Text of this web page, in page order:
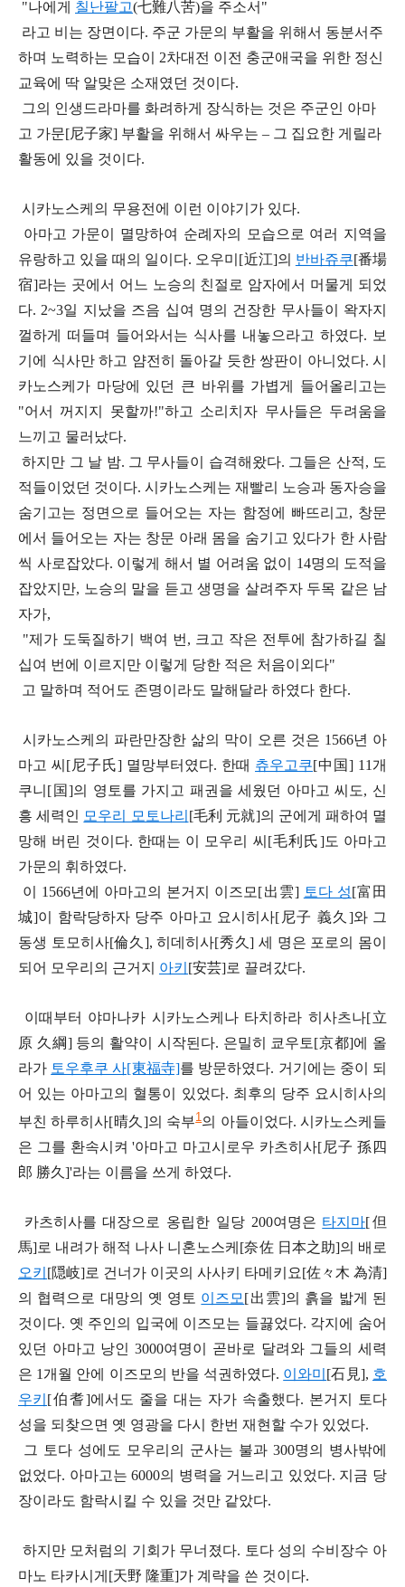
"나에게 칠난팔고(七難八苦)을 주소서"
라고 비는 장면이다. 주군 가문의 부활을 위해서 동분서주
하며 노력하는 모습이 2차대전 이전 충군애국을 위한 정신
교육에 딱 알맞은 소재였던 것이다.
그의 인생드라마를 화려하게 장식하는 것은 주군인 아마
고 가문[尼子家] 부활을 위해서 싸우는 – 그 집요한 게릴라
활동에 있을 것이다.
시카노스케의 무용전에 이런 이야기가 있다.
아마고 가문이 멸망하여 순례자의 모습으로 여러 지역을
유랑하고 있을 때의 일이다. 오우미[近江]의 반바쥬쿠[番場
宿]라는 곳에서 어느 노승의 친절로 암자에서 머물게 되었
다. 2~3일 지났을 즈음 십여 명의 건장한 무사들이 왁자지
껄하게 떠들며 들어와서는 식사를 내놓으라고 하였다. 보
기에 식사만 하고 얌전히 돌아갈 듯한 쌍판이 아니었다. 시
카노스케가 마당에 있던 큰 바위를 가볍게 들어올리고는
"어서 꺼지지 못할까!"하고 소리치자 무사들은 두려움을
느끼고 물러났다.
하지만 그 날 밤. 그 무사들이 습격해왔다. 그들은 산적, 도
적들이었던 것이다. 시카노스케는 재빨리 노승과 동자승을
숨기고는 정면으로 들어오는 자는 함정에 빠뜨리고, 창문
에서 들어오는 자는 창문 아래 몸을 숨기고 있다가 한 사람
씩 사로잡았다. 이렇게 해서 별 어려움 없이 14명의 도적을
잡았지만, 노승의 말을 듣고 생명을 살려주자 두목 같은 남
자가,
"제가 도둑질하기 백여 번, 크고 작은 전투에 참가하길 칠
십여 번에 이르지만 이렇게 당한 적은 처음이외다"
고 말하며 적어도 존명이라도 말해달라 하였다 한다.
시카노스케의 파란만장한 삶의 막이 오른 것은 1566년 아
마고 씨[尼子氏] 멸망부터였다. 한때 츄우고쿠[中 国] 11개
쿠니[ 国]의 영토를 가지고 패권을 세웠던 아마고 씨도, 신
흥 세력인 모우리 모토나리 [毛利 元就]의 군에게 패하여 멸
망해 버린 것이다. 한때는 이 모우리 씨[毛利氏]도 아마고
가문의 휘하였다.
이 1566년에 아마고의 본거지 이즈모[出雲] 토다 성[富田
城]이 함락당하자 당주 아마고 요시히사[尼子 義久]와 그
동생 토모히사[倫久], 히데히사[秀久] 세 명은 포로의 몸이
되어 모우리의 근거지 아키 [安芸]로 끌려갔다.
이때부터 야마나카 시카노스케나 타치하라 히사츠나[立
原 久綱] 등의 활약이 시작된다. 은밀히 쿄우토[京都]에 올
라가 토우후쿠 사[東福寺]를 방문하였다. 거기에는 중이 되
어 있는 아마고의 혈통이 있었다. 최후의 당주 요시히사의
부친 하루히사[晴久]의 숙부1의 아들이었다. 시카노스케들
은 그를 환속시켜 '아마고 마고시로우 카츠히사[尼子 孫四
郎 勝久]'라는 이름을 쓰게 하였다.
카츠히사를 대장으로 옹립한 일당 200여명은 타지마[但
馬]로 내려가 해적 나사 니혼노스케[奈佐 日本之助]의 배로
오키 [隠岐]로 건너가 이곳의 사사키 타메키요[佐々 木 為清]
의 협력으로 대망의 옛 영토 이즈모 [出雲]의 흙을 밟게 된
것이다. 옛 주인의 입국에 이즈모는 들끓었다. 각지에 숨어
있던 아마고 낭인 3000여명이 곧바로 달려와 그들의 세력
은 1개월 안에 이즈모의 반을 석권하였다. 이와미 [石見], 호
우키 [伯耆]에서도 줄을 대는 자가 속출했다. 본거지 토다
성을 되찾으면 옛 영광을 다시 한번 재현할 수가 있었다.
그 토다 성에도 모우리의 군사는 불과 300명의 병사밖에
없었다. 아마고는 6000의 병력을 거느리고 있었다. 지금 당
장이라도 함락시킬 수 있을 것만 같았다.
하지만 모처럼의 기회가 무너졌다. 토다 성의 수비장수 아
마노 타카시게[天野 隆重]가 계략을 쓴 것이다.